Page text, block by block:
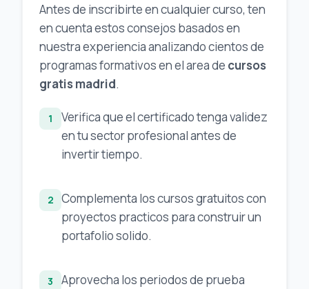
Antes de inscribirte en cualquier curso, ten
en cuenta estos consejos basados en
nuestra experiencia analizando cientos de
programas formativos en el area de cursos
gratis madrid.
1
Verifica que el certificado tenga validez
en tu sector profesional antes de
invertir tiempo.
2
Complementa los cursos gratuitos con
proyectos practicos para construir un
portafolio solido.
3
Aprovecha los periodos de prueba